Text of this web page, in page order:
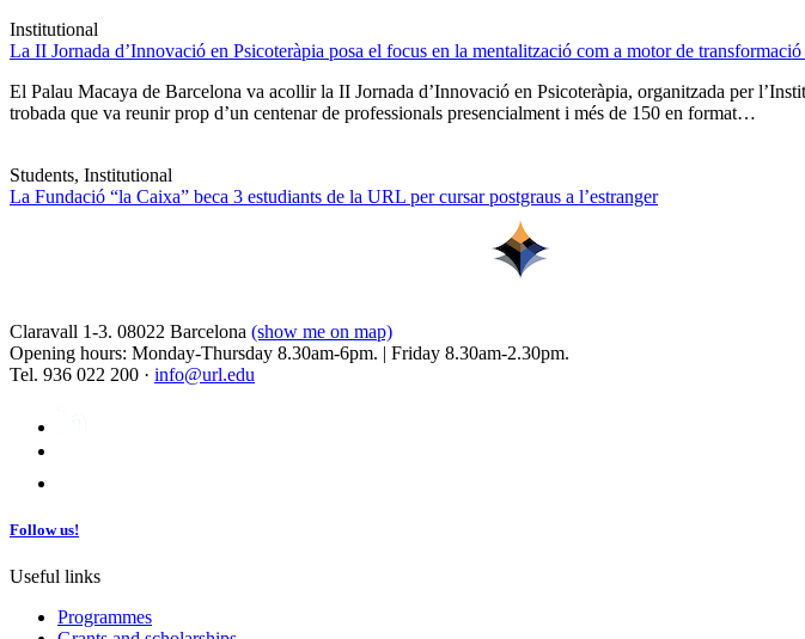
Institutional
La II Jornada d’Innovació en Psicoteràpia posa el focus en la mentalització com a motor de transformació
El Palau Macaya de Barcelona va acollir la II Jornada d’Innovació en Psicoteràpia, organitzada per
trobada que va reunir prop d’un centenar de professionals presencialment i més de 150 en format…
Students, Institutional
La Fundació “la Caixa” beca 3 estudiants de la URL per cursar postgraus a l’estranger
Claravall 1-3. 08022 Barcelona (show me on map)
Opening hours: Monday-Thursday 8.30am-6pm. | Friday 8.30am-2.30pm.
Tel. 936 022 200 · info@url.edu
Follow us!
Useful links
Programmes